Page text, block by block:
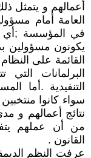
أعمالهم و
العامة أمام
في المؤسسة ;أي
يكونون مسؤولين
القائمة على
البرلمانات
التنفيدية .أما
سواء كانوا
نتائج أعمالهم و
من أن عملهم
القانون .
عرفت النظم